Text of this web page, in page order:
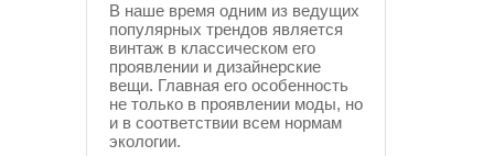
В наше время одним из ведущих
популярных трендов является
винтаж в классическом его
проявлении и дизайнерские
вещи. Главная его особенность
не только в проявлении моды, но
и в соответствии всем нормам
экологии.